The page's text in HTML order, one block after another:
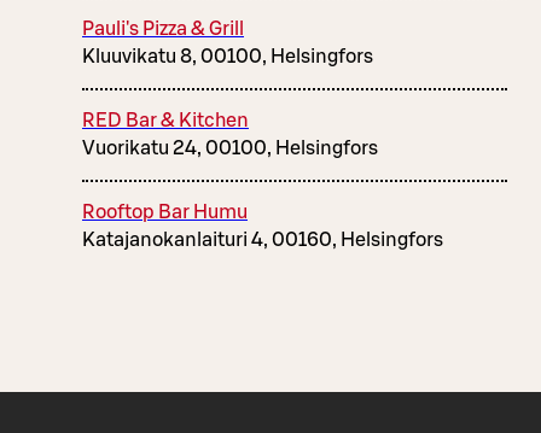
Pauli's Pizza & Grill
Kluuvikatu 8, 00100, Helsingfors
RED Bar & Kitchen
Vuorikatu 24, 00100, Helsingfors
Rooftop Bar Humu
Katajanokanlaituri 4, 00160, Helsingfors